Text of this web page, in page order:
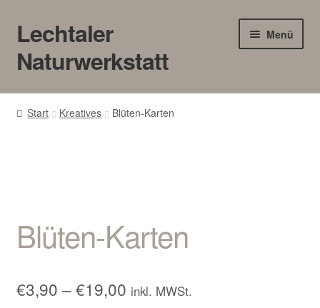
Zur
Navigation
springen
Zum
Inhalt
springen
Lechtaler
Naturwerkstatt
Menü
HOME
Gewerbe
SHOP
Start Kreatives Blüten-Karten
Blüten-Karten
€3,90 –€19,00Preisspanne:
inkl. MWSt.